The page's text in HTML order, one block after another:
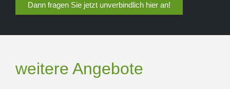
Dann fragen Sie jetzt unverbindlich hier an!
weitere Angebote